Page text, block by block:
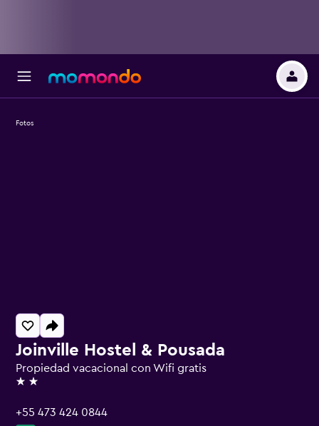
Joinville Hostel & Pousada
Propiedad vacacional con Wifi gratis
2 estrellas
+55 473 424 0844
Fotos